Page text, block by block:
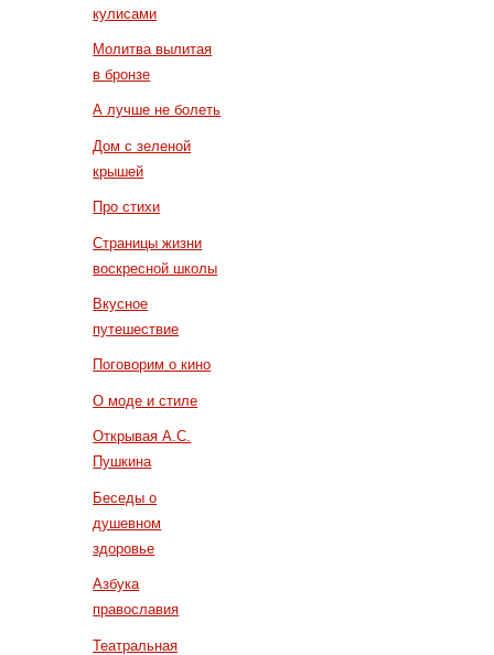
кулисами
Молитва вылитая
в бронзе
А лучше не болеть
Дом с зеленой
крышей
Про стихи
Страницы жизни
воскресной школы
Вкусное
путешествие
Поговорим о кино
О моде и стиле
Открывая А.С.
Пушкина
Беседы о
душевном
здоровье
Азбука
православия
Театральная